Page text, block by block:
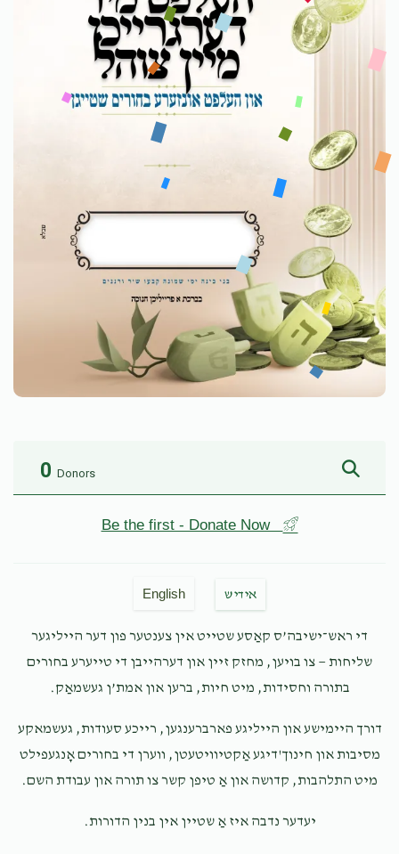
0 Donors
Be the first - Donate Now
English אידיש
די ראש־ישיבה’ס קאַסע שטייט אין צענטער פון דער הייליגער
שליחות — צו בויען, מחזק זיין און דערהייבן די טייערע בחורים
בתורה וחסידות, מיט חיות, ברען און אמת’ן געשמאַק.
דורך היימישע און הייליגע פארברענגען, רייכע סעודות, געשמאקע
מסיבות און חינוך'דיגע אַקטיוויטעטן, ווערן די בחורים אָנגעפילט
מיט התלהבות, קדושה און אַ טיפן קשר צו תורה און עבודת השם.
יעדער נדבה איז אַ שטיין אין בנין הדורות.